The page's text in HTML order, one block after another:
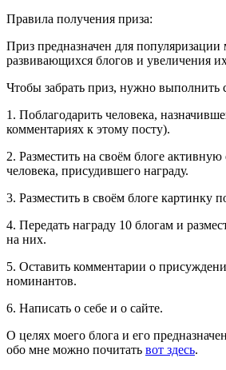
Правила получения приза:
Приз предназначен для
развивающихся блогов и увеличения
Чтобы забрать приз, нужно выполнить
1. Поблагодарить человека,
комментариях к этому посту).
2. Разместить на своём блоге
человека, присудившего награду.
3. Разместить в своём блоге картинку
4. Передать награду 10 блогам и
на них.
5. Оставить комментарии о
номинантов.
6. Написать о себе и о сайте.
О целях моего блога и его
обо мне можно почитать вот здесь.